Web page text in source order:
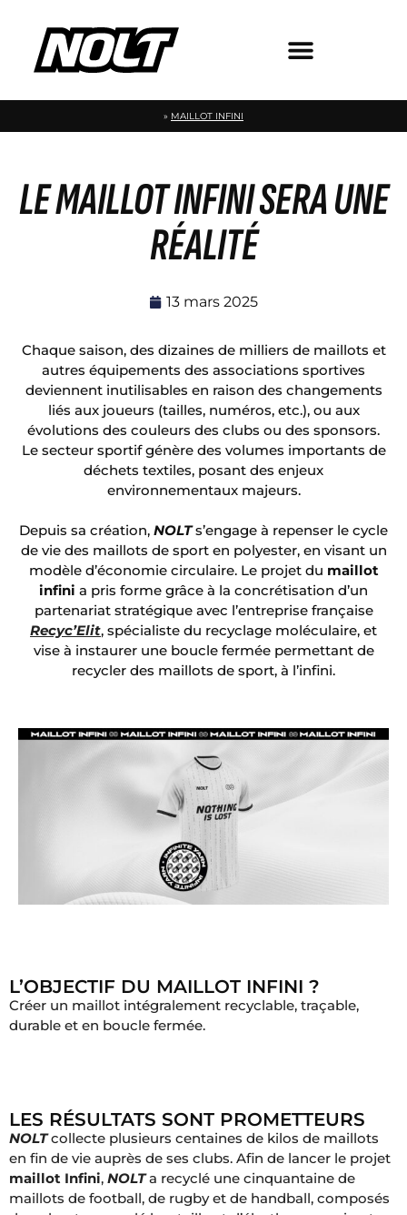
» MAILLOT INFINI
LE MAILLOT INFINI SERA UNE
RÉALITÉ
13 mars 2025
Chaque saison, des dizaines de milliers de maillots et
autres équipements des associations sportives
deviennent inutilisables en raison des changements
liés aux joueurs (tailles, numéros, etc.), ou aux
évolutions des couleurs des clubs ou des sponsors.
Le secteur sportif génère des volumes importants de
déchets textiles, posant des enjeux
environnementaux majeurs.
Depuis sa création, NOLTs’engage à repenser le cycle
de vie des maillots de sport en polyester, en visant un
modèle d’économie circulaire. Le projet du maillot
infini a pris forme grâce à la concrétisation d’un
partenariat stratégique avec l’entreprise française
Recyc’Elit, spécialiste du recyclage moléculaire, et
vise à instaurer une boucle fermée permettant de
recycler des maillots de sport, à l’infini.
L’OBJECTIF DU MAILLOT INFINI ?
Créer un maillot intégralement recyclable, traçable,
durable et en boucle fermée.
LES RÉSULTATS SONT PROMETTEURS
NOLTcollecte plusieurs centaines de kilos de maillots
en fin de vie auprès de ses clubs. Afin de lancer le projet
maillot Infini, NOLTa recyclé une cinquantaine de
maillots de football, de rugby et de handball, composés